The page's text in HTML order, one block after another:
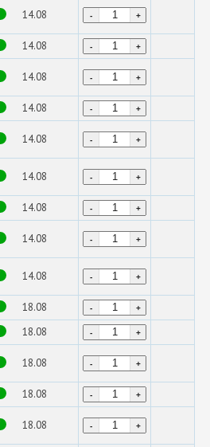
14.08 - +
14.08 - +
14.08 - +
14.08 - +
14.08 - +
14.08 - +
14.08 - +
14.08 - +
14.08 - +
18.08 - +
18.08 - +
18.08 - +
18.08 - +
18.08 - +